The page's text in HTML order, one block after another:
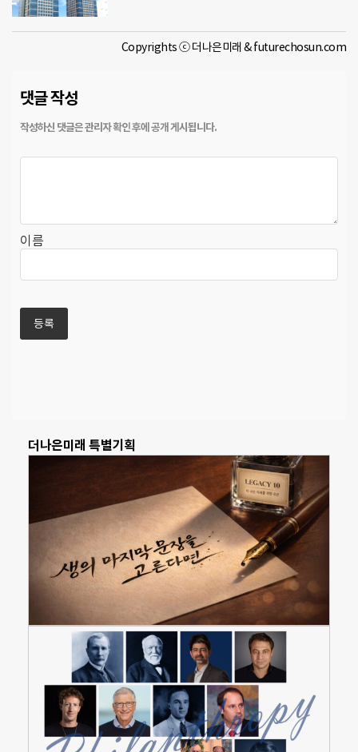
Copyrights ⓒ 더나은미래 & futurechosun.com
댓글 작성
이름
더나은미래 특별기획